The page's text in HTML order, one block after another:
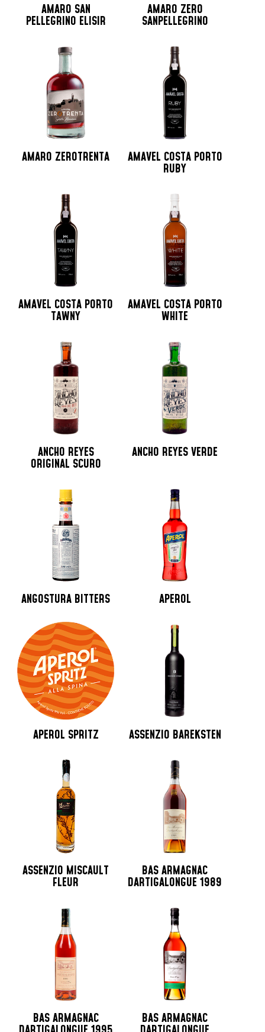
AMARO SAN
PELLEGRINO ELISIR
AMARO ZERO
SANPELLEGRINO
AMARO ZEROTRENTA AMAVEL COSTA PORTO
RUBY
AMAVEL COSTA PORTO
TAWNY
AMAVEL COSTA PORTO
WHITE
ANCHO REYES
ORIGINAL SCURO
ANCHO REYES VERDE
ANGOSTURA BITTERS APEROL
APEROL SPRITZ ASSENZIO BAREKSTEN
ASSENZIO MISCAULT
FLEUR
BAS ARMAGNAC
DARTIGALONGUE 1989
BAS ARMAGNAC BAS ARMAGNAC